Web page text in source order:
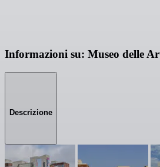
Informazioni su: Museo delle
Descrizione